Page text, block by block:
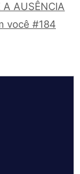
A AUSÊNCIA
você #184